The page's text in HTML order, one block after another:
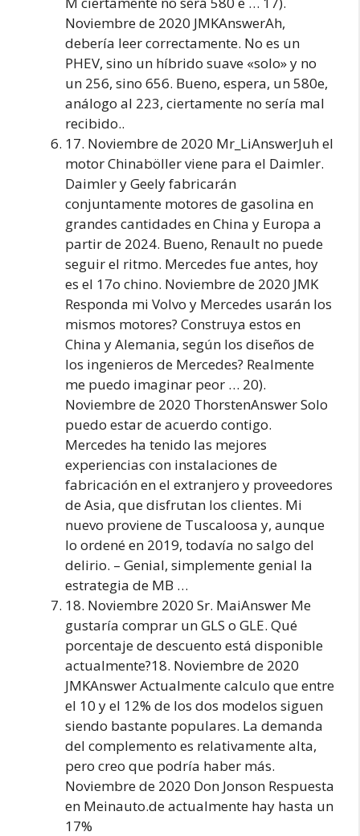
Noviembre de 2020 JMKAnswerAh,
debería leer correctamente. No es un
PHEV, sino un híbrido suave «solo» y no
un 256, sino 656. Bueno, espera, un 580e,
análogo al 223, ciertamente no sería mal
recibido..
17. Noviembre de 2020 Mr_LiAnswerJuh el
motor Chinaböller viene para el Daimler.
Daimler y Geely fabricarán
conjuntamente motores de gasolina en
grandes cantidades en China y Europa a
partir de 2024. Bueno, Renault no puede
seguir el ritmo. Mercedes fue antes, hoy
es el 17o chino. Noviembre de 2020 JMK
Responda mi Volvo y Mercedes usarán los
mismos motores? Construya estos en
China y Alemania, según los diseños de
los ingenieros de Mercedes? Realmente
me puedo imaginar peor … 20).
Noviembre de 2020 ThorstenAnswer Solo
puedo estar de acuerdo contigo.
Mercedes ha tenido las mejores
experiencias con instalaciones de
fabricación en el extranjero y proveedores
de Asia, que disfrutan los clientes. Mi
nuevo proviene de Tuscaloosa y, aunque
lo ordené en 2019, todavía no salgo del
delirio. – Genial, simplemente genial la
estrategia de MB …
18. Noviembre 2020 Sr. MaiAnswer Me
gustaría comprar un GLS o GLE. Qué
porcentaje de descuento está disponible
actualmente?18. Noviembre de 2020
JMKAnswer Actualmente calculo que entre
el 10 y el 12% de los dos modelos siguen
siendo bastante populares. La demanda
del complemento es relativamente alta,
pero creo que podría haber más.
Noviembre de 2020 Don Jonson Respuesta
en Meinauto.de actualmente hay hasta un
17%